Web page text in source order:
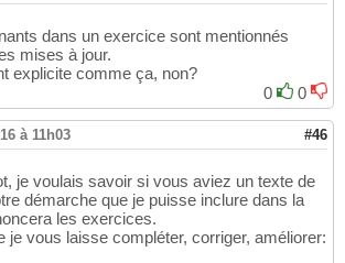
dans un exercice sont mentionnés
mises à jour.
explicite comme ça, non?
0
0
à 11h03 #46
je voulais savoir si vous aviez un texte de
démarche que je puisse inclure dans la
les exercices.
je vous laisse compléter, corriger, améliorer: